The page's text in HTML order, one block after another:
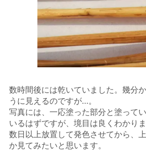
数時間後には乾いていました。幾分
うに見えるのですが…。
写真には、一応塗った部分と塗って
いるはずですが、境目は良くわかりま
数日以上放置して発色させてから、
か見てみたいと思います。